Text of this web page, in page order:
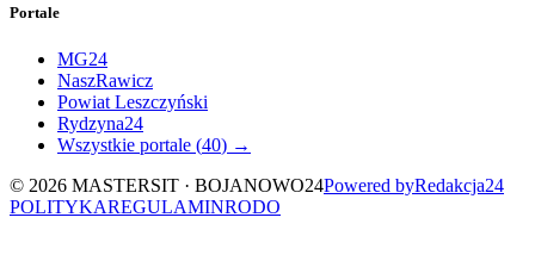
Portale
MG24
NaszRawicz
Powiat Leszczyński
Rydzyna24
Wszystkie portale (40) →
© 2026 MASTERSIT · BOJANOWO24Powered byRedakcja24
POLITYKAREGULAMINRODO